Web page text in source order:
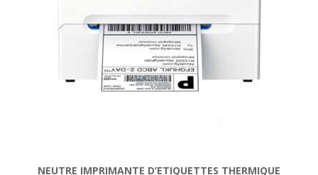
NEUTRE IMPRIMANTE D’ETIQUETTES THERMIQUE